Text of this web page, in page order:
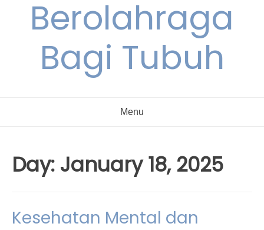
Berolahraga
Bagi Tubuh
Menu
Day: January 18, 2025
Kesehatan Mental dan